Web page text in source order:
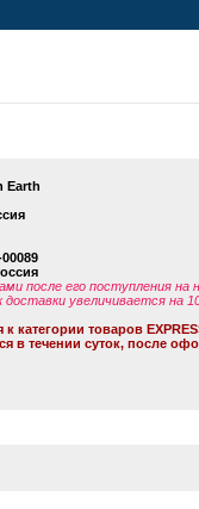
Earth
после его поступления
доставки увеличивается на
категории товаров
в течении суток, после